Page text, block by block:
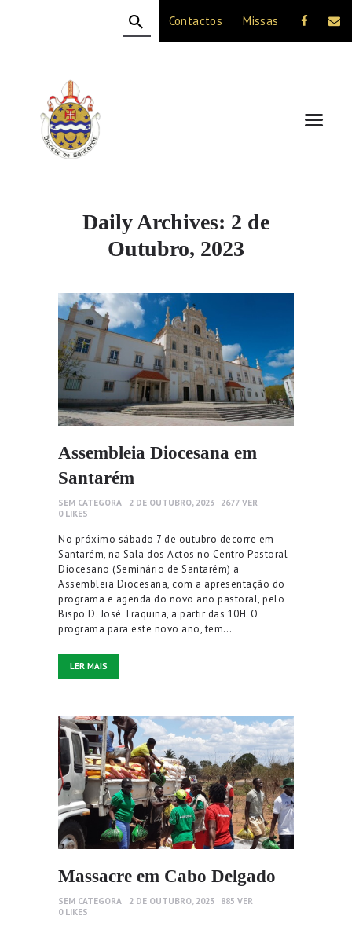
Contactos Missas
Daily Archives: 2 de
Outubro, 2023
A DIOCESE
CELEBRAÇÃO
VIDA CRISTÃ
NOTÍCIAS
Assembleia Diocesana em
Santarém
SEM CATEGORA 2 DE OUTUBRO, 2023 2677 VER
0 LIKES
No próximo sábado 7 de outubro decorre em
Santarém, na Sala dos Actos no Centro Pastoral
Diocesano (Seminário de Santarém) a
Assembleia Diocesana, com a apresentação do
programa e agenda do novo ano pastoral, pelo
Bispo D. José Traquina, a partir das 10H. O
programa para este novo ano, tem…
LER MAIS
Massacre em Cabo Delgado
SEM CATEGORA 2 DE OUTUBRO, 2023 885 VER
0 LIKES